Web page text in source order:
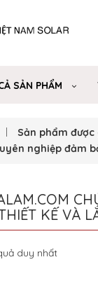
SẢN PHẨM
Sản phẩm
nghiệp đảm
KẾ VÀ
duy nhất